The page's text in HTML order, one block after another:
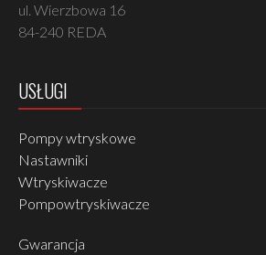
ul. Wierzbowa 16
84-240 REDA
USŁUGI
Pompy wtryskowe
Nastawniki
Wtryskiwacze
Pompowtryskiwacze
Gwarancja